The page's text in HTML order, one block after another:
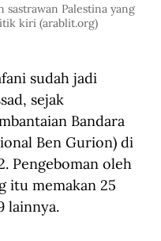
sastrawan Palestina yang
kiri (arablit.org)
sudah jadi
sejak
Bandara
Ben Gurion) di
Pengeboman oleh
itu memakan 25
lainnya.